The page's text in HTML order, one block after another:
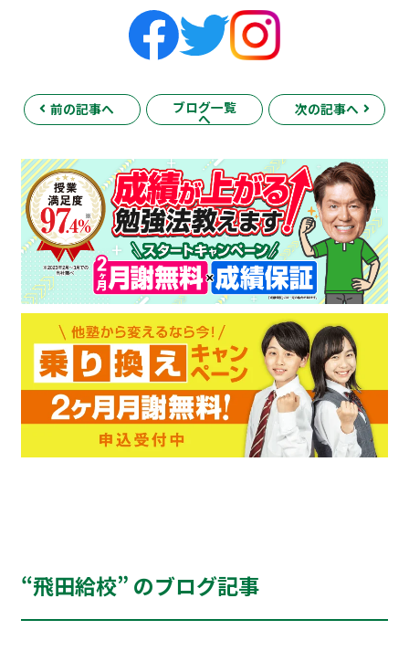
前の記事へ ブログ一覧
へ
次の記事へ
“飛田給校” のブログ記事